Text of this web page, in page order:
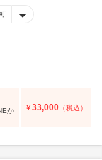
か
￥33,000 （税込）